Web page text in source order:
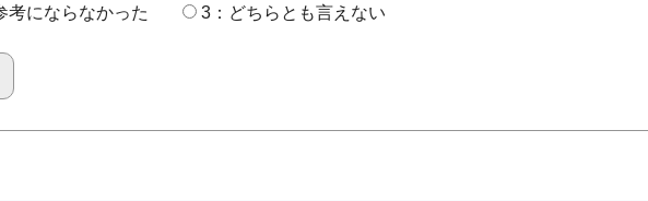
考にならなかった 3：どちらとも言えない